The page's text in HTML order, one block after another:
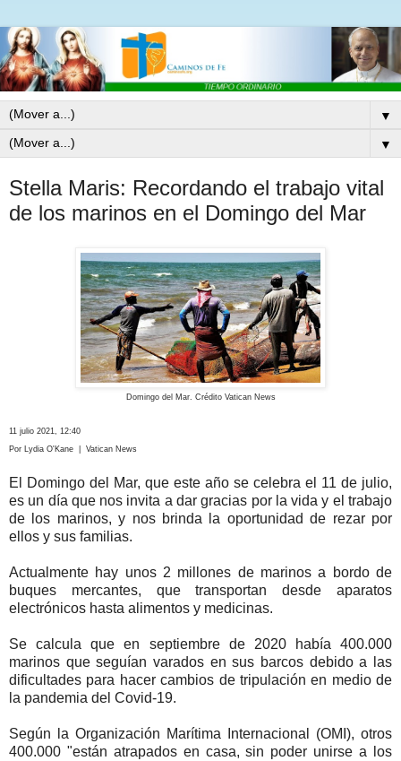
▼
▼
Stella Maris: Recordando el trabajo vital
de los marinos en el Domingo del Mar
Domingo del Mar. Crédito Vatican News
11 julio 2021, 12:40
Por Lydia O'Kane | Vatican News
El Domingo del Mar, que este año se celebra el 11 de julio,
es un día que nos invita a dar gracias por la vida y el trabajo
de los marinos, y nos brinda la oportunidad de rezar por
ellos y sus familias.
Actualmente hay unos 2 millones de marinos a bordo de
buques mercantes, que transportan desde aparatos
electrónicos hasta alimentos y medicinas.
Se calcula que en septiembre de 2020 había 400.000
marinos que seguían varados en sus barcos debido a las
dificultades para hacer cambios de tripulación en medio de
la pandemia del Covid-19.
Según la Organización Marítima Internacional (OMI), otros
400.000 "están atrapados en casa, sin poder unirse a los